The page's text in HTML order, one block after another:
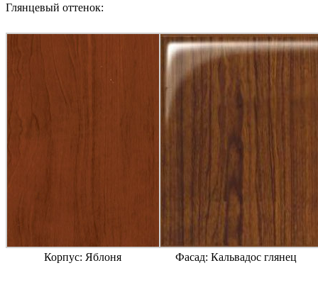
Глянцевый оттенок:
Корпус: Яблоня Фасад: Кальвадос глянец